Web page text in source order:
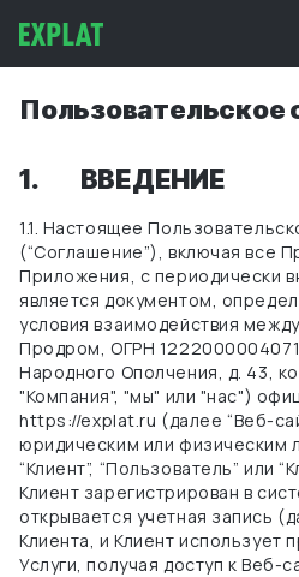
Пользовательское
1. ВВЕДЕНИЕ
1.1. Настоящее
(“Соглашение”), включая все
Приложения, с периодически
является документом,
условия взаимодействия
Продром, ОГРН
Народного Ополчения, д. 43,
"Компания", "мы" или "нас")
https://explat.ru (далее “Веб-
юридическим или физическим
“Клиент”, “Пользователь” или
Клиент зарегистрирован в
открывается учетная запись
Клиента, и Клиент использует
Услуги, получая доступ к Веб-